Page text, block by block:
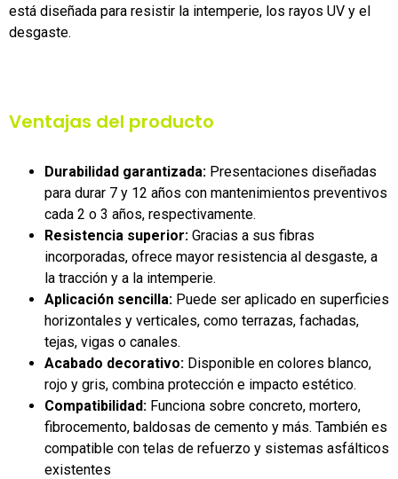
está diseñada para resistir la intemperie, los rayos UV y el
desgaste.
Ventajas del producto
Durabilidad garantizada: Presentaciones diseñadas
para durar 7 y 12 años con mantenimientos preventivos
cada 2 o 3 años, respectivamente.
Resistencia superior: Gracias a sus fibras
incorporadas, ofrece mayor resistencia al desgaste, a
la tracción y a la intemperie.
Aplicación sencilla: Puede ser aplicado en superficies
horizontales y verticales, como terrazas, fachadas,
tejas, vigas o canales.
Acabado decorativo: Disponible en colores blanco,
rojo y gris, combina protección e impacto estético.
Compatibilidad: Funciona sobre concreto, mortero,
fibrocemento, baldosas de cemento y más. También es
compatible con telas de refuerzo y sistemas asfálticos
existentes